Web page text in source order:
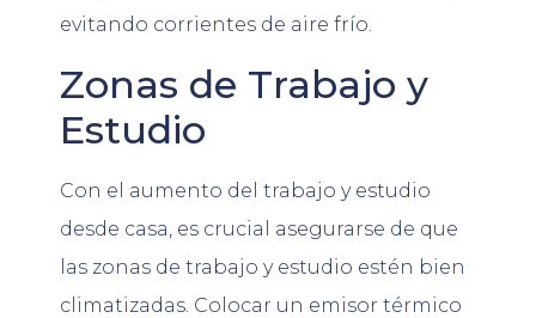
evitando corrientes de aire frío.
Zonas de Trabajo y
Estudio
Con el aumento del trabajo y estudio
desde casa, es crucial asegurarse de que
las zonas de trabajo y estudio estén bien
climatizadas. Colocar un emisor térmico